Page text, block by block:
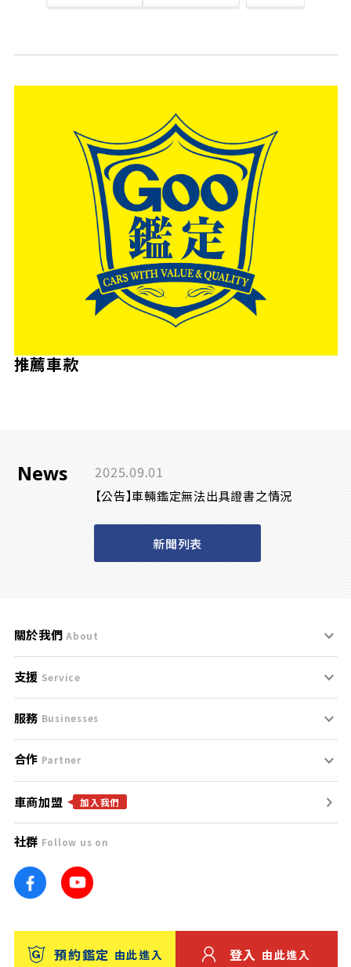
推薦車款
News 2025.09.01
【公告】車輛鑑定無法出具證書之情況
新聞列表
關於我們 About
刊登規範
服務條款
免責聲明
隱私權政策
團隊
車訊網
台灣優良中古車商大獎
支援 Service
支援中心
聯絡我們
服務 Businesses
什麼是Goo鑑定？
找好車
找好店
找海外車
消費者評價
合作 Partner
合作夥伴
廣告合作
車商加盟 加入我們
社群 Follow us on
預約鑑定 由此進入 登入 由此進入